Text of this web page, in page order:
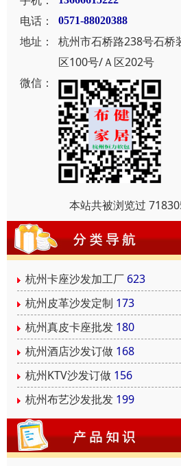
电话： 0571-88020388
地址：
杭州市石桥路238号石桥
区100号/Ａ区202号
微信：
本站共被浏览过
杭州卡座沙发加工厂 623
杭州皮革沙发定制 173
杭州真皮卡座批发 180
杭州酒店沙发订做 168
杭州KTV沙发订做 156
杭州布艺沙发批发 199